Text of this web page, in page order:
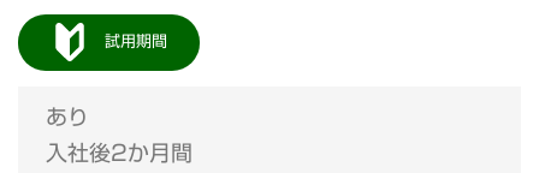
試用期間
あり
入社後2か月間